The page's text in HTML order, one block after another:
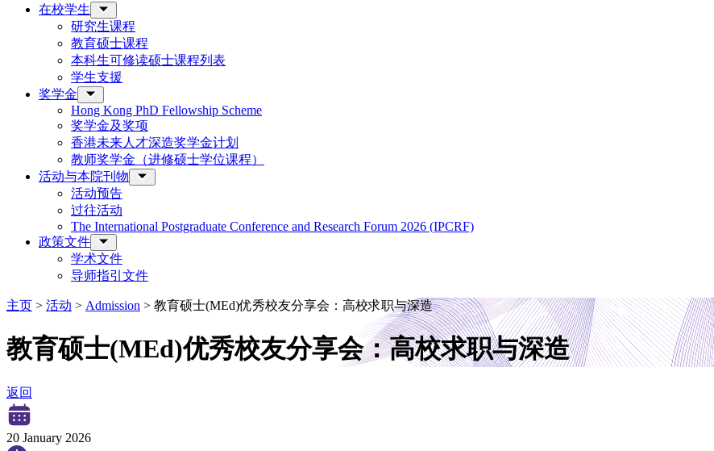
在校学生
研究生课程
教育硕士课程
本科生可修读硕士课程列表
学生支援
奖学金
Hong Kong PhD Fellowship Scheme
奖学金及奖项
香港未来人才深造奖学金计划
教师奖学金（进修硕士学位课程）
活动与本院刊物
活动预告
过往活动
The International Postgraduate Conference and Research Forum 2026 (IPCRF)
政策文件
学术文件
导师指引文件
主页 > 活动 > Admission > 教育硕士(MEd)优秀校友分享会：高校求职与深造
教育硕士(MEd)优秀校友分享会：高校求职与深造
返回
20 January 2026